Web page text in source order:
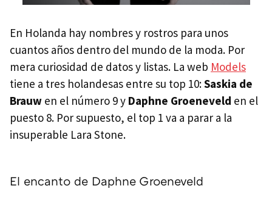
En Holanda hay nombres y rostros para unos
cuantos años dentro del mundo de la moda. Por
mera curiosidad de datos y listas. La web Models
tiene a tres holandesas entre su top 10:Saskia de
Brauw en el número 9 y Daphne Groeneveld en el
puesto 8. Por supuesto, el top 1 va a parar a la
insuperable Lara Stone.
El encanto de Daphne Groeneveld